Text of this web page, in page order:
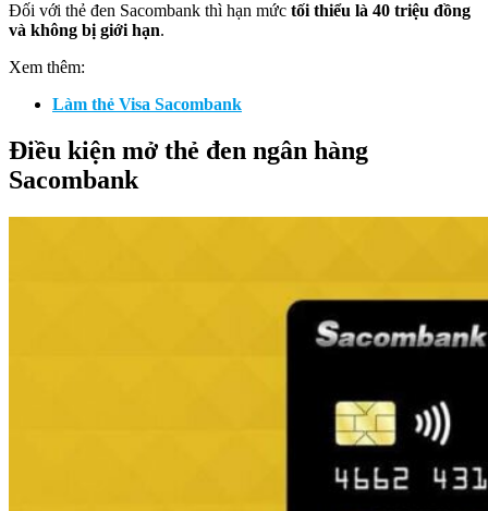
Đối với thẻ đen Sacombank thì hạn mức tối thiểu là 40 triệu đồng
và không bị giới hạn.
Xem thêm:
Làm thẻ Visa Sacombank
Điều kiện mở thẻ đen ngân hàng
Sacombank